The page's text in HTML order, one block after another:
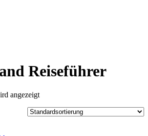
Reiseführer
angezeigt